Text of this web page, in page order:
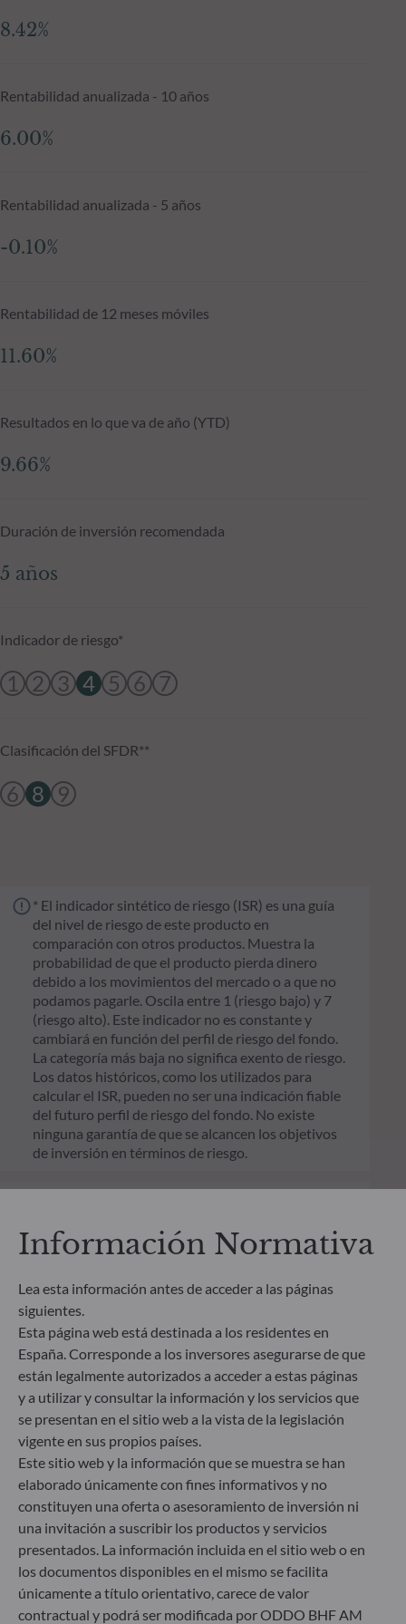
8.42%
Rentabilidad anualizada - 10 años
6.00%
Rentabilidad anualizada - 5 años
-0.10%
Rentabilidad de 12 meses móviles
11.60%
Resultados en lo que va de año (YTD)
9.66%
Duración de inversión recomendada
5 años
Indicador de riesgo*
1 2 3 4 5 6 7
Clasificación del SFDR**
6 8 9
* El indicador sintético de riesgo (ISR) es una guía
del nivel de riesgo de este producto en
comparación con otros productos. Muestra la
probabilidad de que el producto pierda dinero
debido a los movimientos del mercado o a que no
podamos pagarle. Oscila entre 1 (riesgo bajo) y 7
(riesgo alto). Este indicador no es constante y
cambiará en función del perfil de riesgo del fondo.
La categoría más baja no significa exento de riesgo.
Los datos históricos, como los utilizados para
calcular el ISR, pueden no ser una indicación fiable
del futuro perfil de riesgo del fondo. No existe
ninguna garantía de que se alcancen los objetivos
de inversión en términos de riesgo.
sostenibles (SFDR) es un conjunto de normas de la
UE cuyo objetivo es lograr que el perfil de
comparable y se entienda mejor por los inversores
finales. Artículo 6: El equipo de gestión no tiene en
cuenta riesgos de sostenibilidad ni incidencias
adversas de las decisiones de inversión en los
factores de sostenibilidad en el proceso de toma de
decisiones. Artículo 8: El equipo de gestión aborda
los riesgos de sostenibilidad integrando criterios
ESG (medioambientales, sociales y/o de gobierno
corporativo) en su proceso de toma de decisiones
de inversión. Artículo 9: El equipo de gestión
persigue un objetivo de inversión estrictamente
sostenible que contribuye de forma significativa a
los desafíos de la transición ecológica y aborda los
riesgos de sostenibilidad mediante las
datos ESG externo de la Sociedad gestora.
Información Normativa
Lea esta información antes de acceder a las páginas
siguientes.
Esta página web está destinada a los residentes en
España. Corresponde a los inversores asegurarse de que
están legalmente autorizados a acceder a estas páginas
y a utilizar y consultar la información y los servicios que
se presentan en el sitio web a la vista de la legislación
vigente en sus propios países.
Este sitio web y la información que se muestra se han
elaborado únicamente con fines informativos y no
constituyen una oferta o asesoramiento de inversión ni
una invitación a suscribir los productos y servicios
presentados. La información incluida en el sitio web o en
los documentos disponibles en el mismo se facilita
únicamente a título orientativo, carece de valor
contractual y podrá ser modificada por ODDO BHF AM